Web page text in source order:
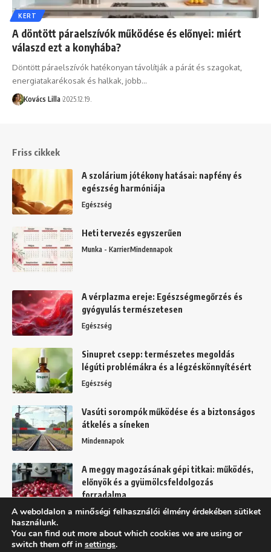
KERT
A döntött páraelszívók működése és előnyei: miért
válaszd ezt a konyhába?
Döntött páraelszívók hatékonyan távolítják a párát és szagokat,
energiatakarékosak és halkak, jobb…
Kovács Lilla 2025.12.19.
Friss cikkek
A szolárium jótékony hatásai: napfény és
egészség harmóniája
Egészség
Heti tervezés egyszerűen
Munka - KarrierMindennapok
A vérplazma ereje: Egészségmegőrzés és
gyógyulás természetesen
Egészség
Sinupret csepp: természetes megoldás
légúti problémákra és a légzéskönnyítésért
Egészség
Vasúti sorompók működése és a biztonságos
átkelés a síneken
Mindennapok
A meggy magozásának gépi titkai: működés,
előnyök és a gyümölcsfeldolgozás
forradalma
Kert
A weboldalon a minőségi felhasználói élmény érdekében sütiket
használunk.
You can find out more about which cookies we are using or
switch them off in settings.